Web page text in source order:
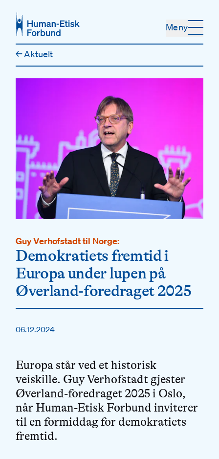
Meny
←Aktuelt
Guy Verhofstadt til Norge:
Demokratiets fremtid i
Europa under lupen på
Øverland-foredraget 2025
06.12.2024
Europa står ved et historisk
veiskille. Guy Verhofstadt gjester
Øverland-foredraget 2025 i Oslo,
når Human-Etisk Forbund inviterer
til en formiddag for demokratiets
fremtid.